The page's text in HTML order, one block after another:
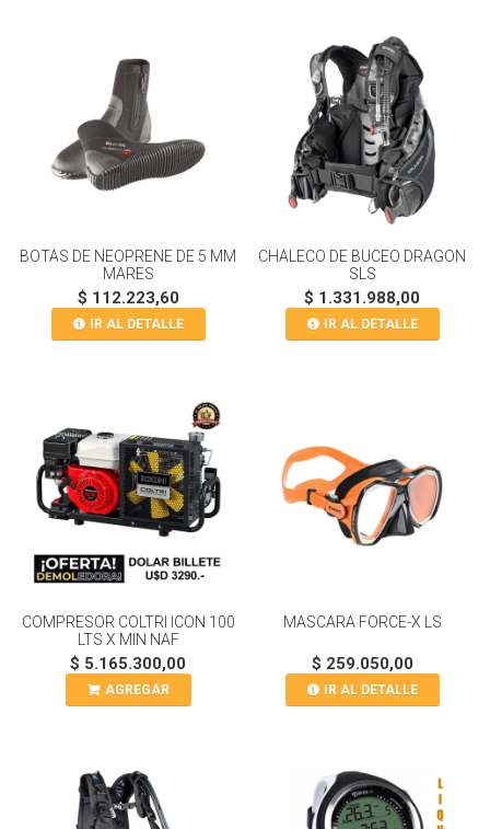
BOTAS DE NEOPRENE DE 5 MM
MARES
$ 112.223,60
IR AL DETALLE
CHALECO DE BUCEO DRAGON
SLS
$ 1.331.988,00
IR AL DETALLE
COMPRESOR COLTRI ICON 100
LTS X MIN NAF
$ 5.165.300,00
AGREGAR
MASCARA FORCE-X LS
$ 259.050,00
IR AL DETALLE